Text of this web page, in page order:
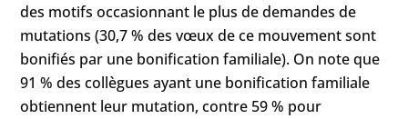
des motifs occasionnant le plus de demandes de
mutations (30,7 % des vœux de ce mouvement sont
bonifiés par une bonification familiale). On note que
91 % des collègues ayant une bonification familiale
obtiennent leur mutation, contre 59 % pour